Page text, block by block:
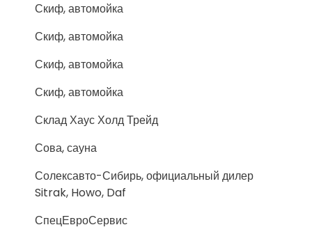
Скиф, автомойка
Скиф, автомойка
Скиф, автомойка
Скиф, автомойка
Склад Хаус Холд Трейд
Сова, сауна
Солексавто-Сибирь, официальный дилер
Sitrak, Howo, Daf
СпецЕвроСервис